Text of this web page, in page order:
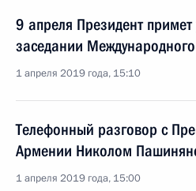
9 апреля Президент
заседании
1 апреля 2019 года, 15:10
Телефонный разговор с
Армении Николом
1 апреля 2019 года, 15:00